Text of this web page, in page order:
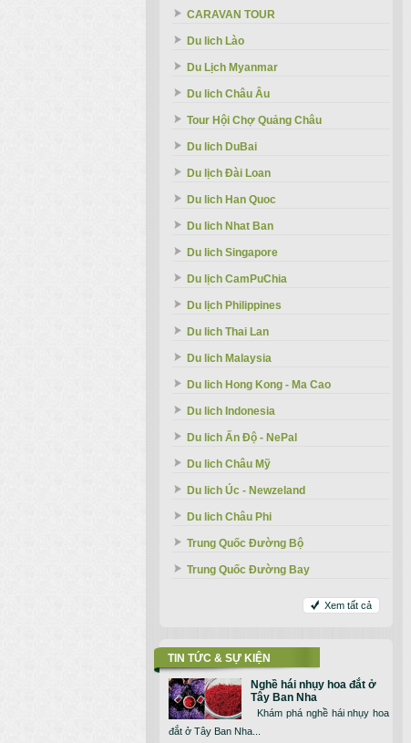
CARAVAN TOUR
Du lich Lào
Du Lịch Myanmar
Du lich Châu Âu
Tour Hội Chợ Quảng Châu
Du lich DuBai
Du lịch Đài Loan
Du lich Han Quoc
Du lich Nhat Ban
Du lich Singapore
Du lịch CamPuChia
Du lịch Philippines
Du lich Thai Lan
Du lich Malaysia
Du lich Hong Kong - Ma Cao
Du lich Indonesia
Du lich Ấn Độ - NePal
Du lich Châu Mỹ
Du lich Úc - Newzeland
Du lich Châu Phi
Trung Quốc Đường Bộ
Trung Quốc Đường Bay
Xem tất cả
TIN TỨC & SỰ KIỆN
Nghề hái nhụy hoa đắt ở
Tây Ban Nha
Khám phá nghề hái nhụy hoa
đắt ở Tây Ban Nha...